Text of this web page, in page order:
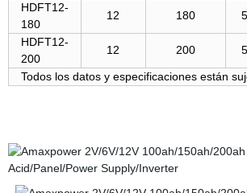
HDFT12-
180
12 180
HDFT12-
200
12 200
Todos los datos y especificaciones están